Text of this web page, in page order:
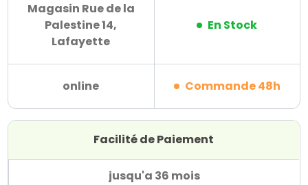
Magasin Rue de la
Palestine 14,
Lafayette
En Stock
online Commande 48h
Facilité de Paiement
jusqu'a 36 mois